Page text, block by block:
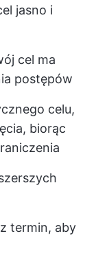
jasno i
cel ma
postępów
celu,
biorąc
termin, aby